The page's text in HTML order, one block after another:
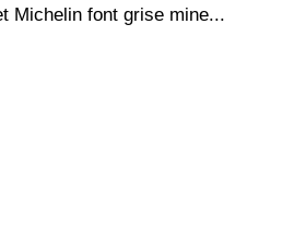
Michelin font grise mine...